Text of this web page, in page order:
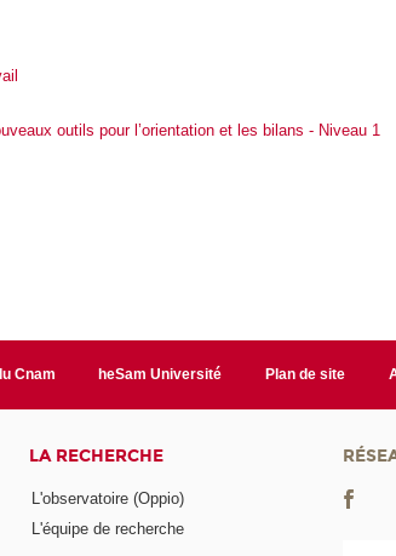
outils pour l’orientation et les bilans - Niveau 1
Cnam heSam Université Plan de site
LA RECHERCHE
L'observatoire (Oppio)
L'équipe de recherche